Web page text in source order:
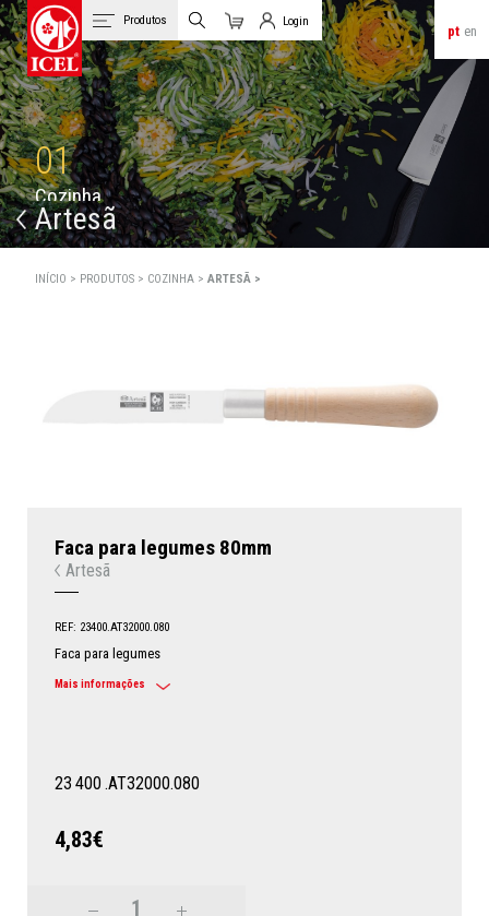
pt en
Produtos
Carrinho
Login
Login de Clientes
01
Cozinha
Artesã
INÍCIO > PRODUTOS > COZINHA >ARTESÃ >
Faca para legumes 80mm
Artesã
REF: 23400.AT32000.080
Faca para legumes
Mais informações
23 400 .AT32000.080
4,83€